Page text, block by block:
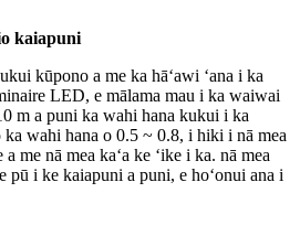
kaiapuni
kūpono a me ka hāʻawi ʻana i ka
LED, e mālama mau i ka waiwai
m a puni ka wahi hana kukui i ka
ka wahi hana o 0.5 ~ 0.8, i hiki i nā mea
me nā mea kaʻa ke ʻike i ka. nā mea
pū i ke kaiapuni a puni, e hoʻonui ana i